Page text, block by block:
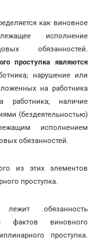
как виновное
исполнение
обязанностей.
проступка являются
нарушение или
на работника
работника; наличие
(бездеятельностью)
исполнением
обязанностей.
из этих элементов
проступка.
обязанность
фактов виновного
проступка.